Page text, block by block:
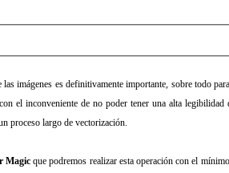
imágenes es definitivamente importante, sobre todo
el inconveniente de no poder tener una alta legibilidad
proceso largo de vectorización.
Magic que podremos realizar esta operación con el